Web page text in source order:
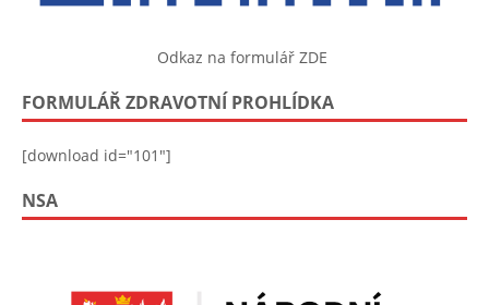
Odkaz na formulář ZDE
FORMULÁŘ ZDRAVOTNÍ PROHLÍDKA
[download id="101"]
NSA